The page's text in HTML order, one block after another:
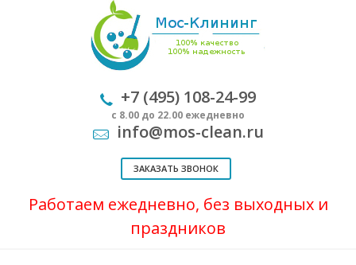
+7 (495) 108-24-99
с 8.00 до 22.00 ежедневно
info@mos-clean.ru
ЗАКАЗАТЬ ЗВОНОК
Работаем ежедневно, без выходных и
праздников